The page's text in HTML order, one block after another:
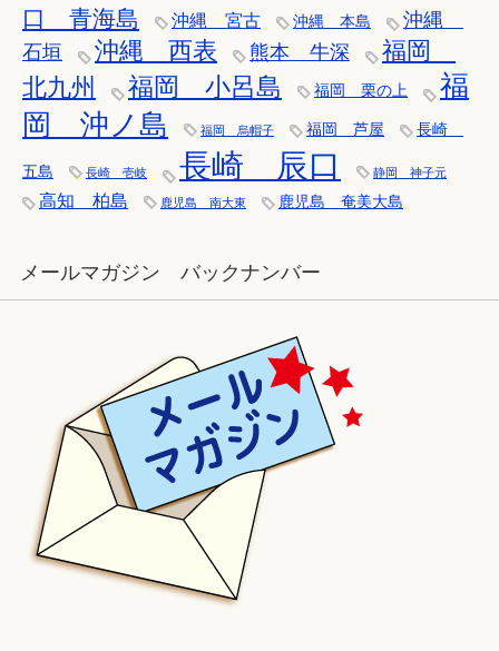
口 青海島
沖縄 宮古 沖縄 本島
沖縄
石垣
沖縄 西表 熊本 牛深
福岡
北九州
福岡 小呂島 福岡 栗の上
福
岡 沖ノ島
福岡 烏帽子 福岡 芦屋 長崎
五島 長崎 壱岐 長崎 辰口 静岡 神子元
高知 柏島 鹿児島 南大東 鹿児島 奄美大島
メールマガジン バックナンバー